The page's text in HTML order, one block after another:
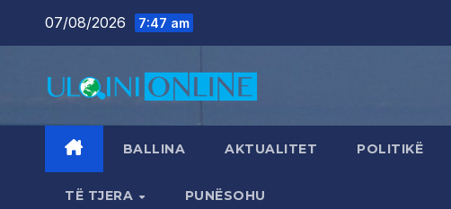
07/08/2026 7:47 am
BALLINA AKTUALITET POLITIKË
TË TJERA PUNËSOHU